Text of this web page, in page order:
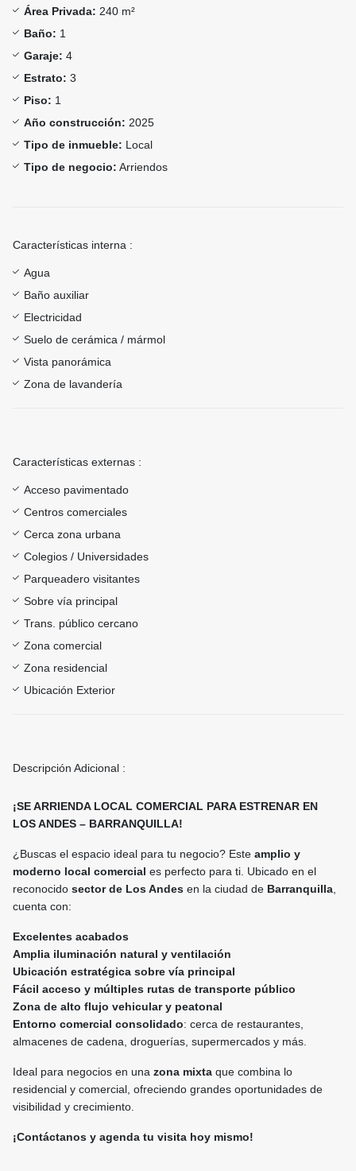
Área Privada: 240 m²
Baño: 1
Garaje: 4
Estrato: 3
Piso: 1
Año construcción: 2025
Tipo de inmueble: Local
Tipo de negocio: Arriendos
Características interna :
Agua
Baño auxiliar
Electricidad
Suelo de cerámica / mármol
Vista panorámica
Zona de lavandería
Características externas :
Acceso pavimentado
Centros comerciales
Cerca zona urbana
Colegios / Universidades
Parqueadero visitantes
Sobre vía principal
Trans. público cercano
Zona comercial
Zona residencial
Ubicación Exterior
Descripción Adicional :
¡SE ARRIENDA LOCAL COMERCIAL PARA ESTRENAR EN
LOS ANDES – BARRANQUILLA!
¿Buscas el espacio ideal para tu negocio? Este amplio y
moderno local comercial es perfecto para ti. Ubicado en el
reconocido sector de Los Andes en la ciudad de Barranquilla
cuenta con:
Excelentes acabados
Amplia iluminación natural y ventilación
Ubicación estratégica sobre vía principal
Fácil acceso y múltiples rutas de transporte público
Zona de alto flujo vehicular y peatonal
Entorno comercial consolidado: cerca de restaurantes,
almacenes de cadena, droguerías, supermercados y más.
Ideal para negocios en una zona mixta que combina lo
residencial y comercial, ofreciendo grandes oportunidades de
visibilidad y crecimiento.
¡Contáctanos y agenda tu visita hoy mismo!